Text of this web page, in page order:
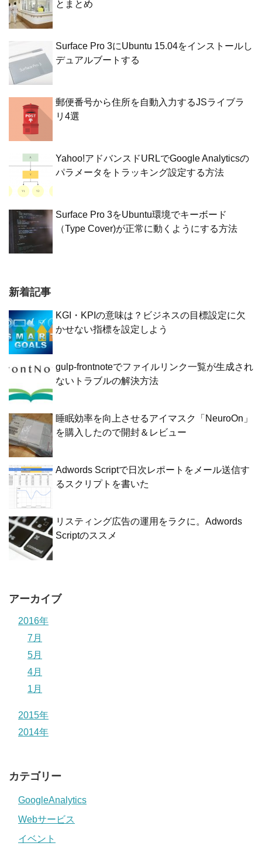
とまとめ
Surface Pro 3にUbuntu 15.04をインストールし
デュアルブートする
郵便番号から住所を自動入力するJSライブラ
リ4選
Yahoo!アドバンスドURLでGoogle Analyticsの
パラメータをトラッキング設定する方法
Surface Pro 3をUbuntu環境でキーボード
（Type Cover)が正常に動くようにする方法
新着記事
KGI・KPIの意味は？ビジネスの目標設定に欠
かせない指標を設定しよう
gulp-frontnoteでファイルリンク一覧が生成され
ないトラブルの解決方法
睡眠効率を向上させるアイマスク「NeuroOn」
を購入したので開封＆レビュー
Adwords Scriptで日次レポートをメール送信す
るスクリプトを書いた
リスティング広告の運用をラクに。Adwords
Scriptのススメ
アーカイブ
2016年
7月
5月
4月
1月
2015年
2014年
カテゴリー
GoogleAnalytics
Webサービス
イベント